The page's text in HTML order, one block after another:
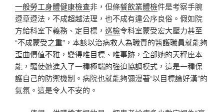
一般勞工身體健康檢查非，但條餐飲業體檢件是考察手腕
遵章遵法，不成超越法理，也不成有違公序良俗。假如院
方給科室下義務、定目標， 巡檢令科室蒙受宏大壓力甚至
“不成蒙受之重”，本該以治病救人為職責的醫護職員就能夠
歪曲價值不雅，變得唯目標、唯事跡，全部她的天秤座本
能，驅使她進入了一種極端的強迫協調模式，這是一種保
護自己的防禦機制。病院也就能夠彌漫著“以目標論好漢”的
氣氛。這是令人不安的。